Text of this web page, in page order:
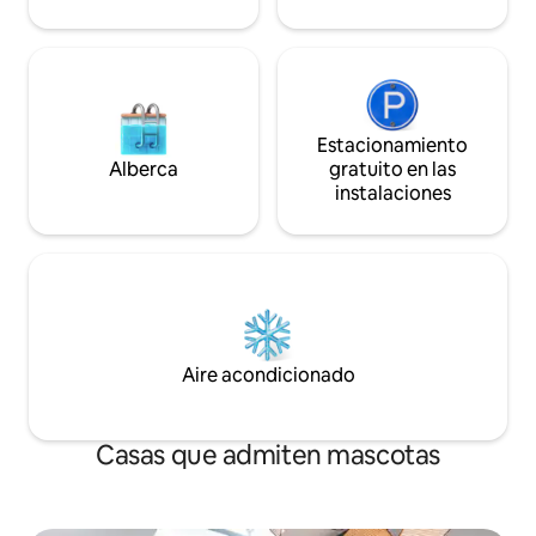
Alberca
Estacionamiento
gratuito en las
instalaciones
Aire acondicionado
Casas que admiten mascotas